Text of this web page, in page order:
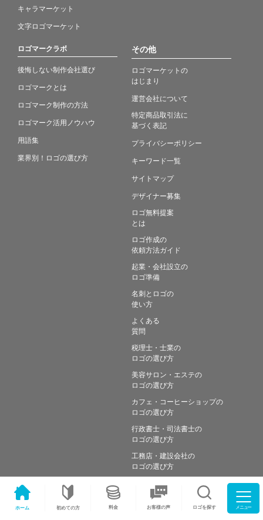
ホーム 初めての方 料金 お客様の声 ロゴを探す メニュー
キャラマーケット
文字ロゴマーケット
ロゴマークラボ
後悔しない制作会社選び
ロゴマークとは
ロゴマーク制作の方法
ロゴマーク活用ノウハウ
用語集
業界別！ロゴの選び方
その他
ロゴマーケットの
はじまり
運営会社について
特定商品取引法に
基づく表記
プライバシーポリシー
キーワード一覧
サイトマップ
デザイナー募集
ロゴ無料提案
とは
ロゴ作成の
依頼方法ガイド
起業・会社設立の
ロゴ準備
名刺とロゴの
使い方
よくある
質問
税理士・士業の
ロゴの選び方
美容サロン・エステの
ロゴの選び方
カフェ・コーヒーショップの
ロゴの選び方
行政書士・司法書士の
ロゴの選び方
工務店・建設会社の
ロゴの選び方
Copyright © Simple works Inc. All Rights Reserved.